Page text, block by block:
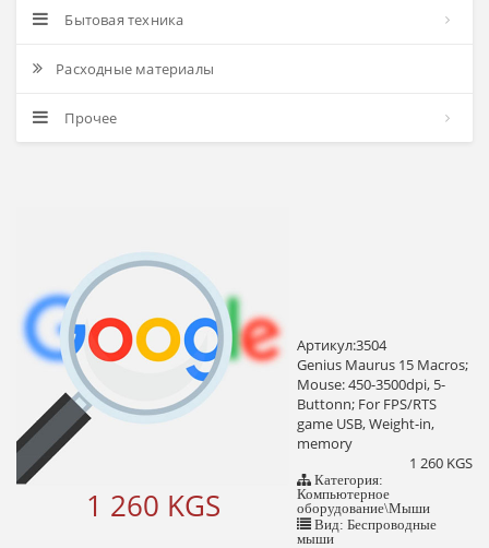
Бытовая техника
Расходные материалы
Прочее
1 260 KGS
Артикул:3504
Genius Maurus 15 Macros;
Mouse: 450-3500dpi, 5-
Buttonn; For FPS/RTS
game USB, Weight-in,
memory
1 260 KGS
Категория:
Компьютерное
оборудование\Мыши
Вид: Беспроводные
мыши